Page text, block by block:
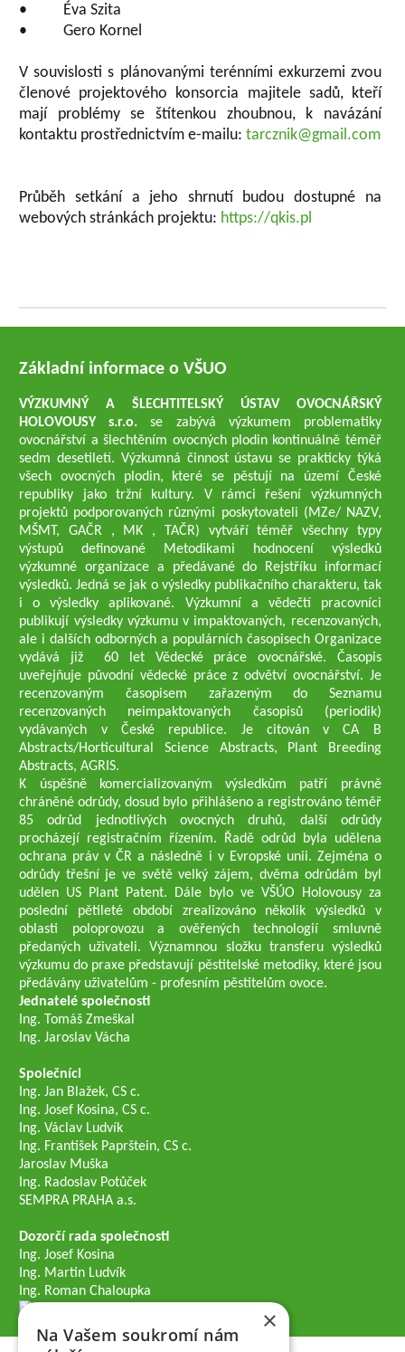
• Éva Szita
• Gero Kornel
V souvislosti s plánovanými terénními exkurzemi zvou
členové projektového konsorcia majitele sadů, kteří
mají problémy se štítenkou zhoubnou, k navázání
kontaktu prostřednictvím e-mailu:tarcznik@gmail.com
Průběh setkání a jeho shrnutí budou dostupné na
webových stránkách projektu: https://qkis.pl
Základní informace o VŠUO
VÝZKUMNÝ A ŠLECHTITELSKÝ ÚSTAV OVOCNÁŘSKÝ
HOLOVOUSY s.r.o.se zabývá výzkumem problematiky
ovocnářství a šlechtěním ovocných plodin kontinuálně téměř
sedm desetiletí. Výzkumná činnost ústavu se prakticky týká
všech ovocných plodin, které se pěstují na území České
republiky jako tržní kultury. V rámci řešení výzkumných
projektů podporovaných různými poskytovateli (MZe/ NAZV,
MŠMT, GAČR , MK , TAČR) vytváří téměř všechny typy
výstupů definované Metodikami hodnocení výsledků
výzkumné organizace a předávané do Rejstříku informací
výsledků. Jedná se jak o výsledky publikačního charakteru, tak
i o výsledky aplikované. Výzkumní a vědečtí pracovníci
publikují výsledky výzkumu v impaktovaných, recenzovaných,
ale i dalších odborných a populárních časopisech Organizace
vydává již 60 let Vědecké práce ovocnářské. Časopis
uveřejňuje původní vědecké práce z odvětví ovocnářství. Je
recenzovaným časopisem zařazeným do Seznamu
recenzovaných neimpaktovaných časopisů (periodik)
vydávaných v České republice. Je citován v CA B
Abstracts/Horticultural Science Abstracts, Plant Breeding
Abstracts, AGRIS.
K úspěšně komercializovaným výsledkům patří právně
chráněné odrůdy, dosud bylo přihlášeno a registrováno téměř
85 odrůd jednotlivých ovocných druhů, další odrůdy
procházejí registračním řízením. Řadě odrůd byla udělena
ochrana práv v ČR a následně i v Evropské unii. Zejména o
odrůdy třešní je ve světě velký zájem, dvěma odrůdám byl
udělen US Plant Patent. Dále bylo ve VŠÚO Holovousy za
poslední pětileté období zrealizováno několik výsledků v
oblasti poloprovozu a ověřených technologií smluvně
předaných uživateli. Významnou složku transferu výsledků
výzkumu do praxe představují pěstitelské metodiky, které jsou
předávány uživatelům - profesním pěstitelům ovoce.
Jednatelé společnosti
Ing. Tomáš Zmeškal
Ing. Jaroslav Vácha
Společníci
Ing. Jan Blažek, CS c.
Ing. Josef Kosina, CS c.
Ing. Václav Ludvík
Ing. František Paprštein, CS c.
Jaroslav Muška
Ing. Radoslav Potůček
SEMPRA PRAHA a.s.
Dozorčí rada společnosti
Ing. Josef Kosina
Ing. Martin Ludvík
Ing. Roman Chaloupka
×
Na Vašem soukromí nám